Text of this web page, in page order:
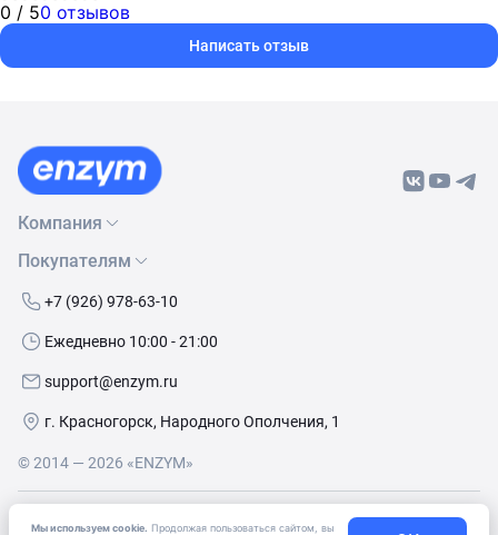
Мы используем cookie. Продолжая пользоваться сайтом, вы
0 / 50 отзывов
Написать отзыв
Компания
О нас
Бренды
Контакты
Покупателям
Как сделать заказ
Условия доставки
+7 (926) 978-63-10
Ежедневно 10:00 - 21:00
support@enzym.ru
г. Красногорск, Народного Ополчения, 1
© 2014 — 2026 «ENZYM»
Согласие
на получение рекламно-информационных